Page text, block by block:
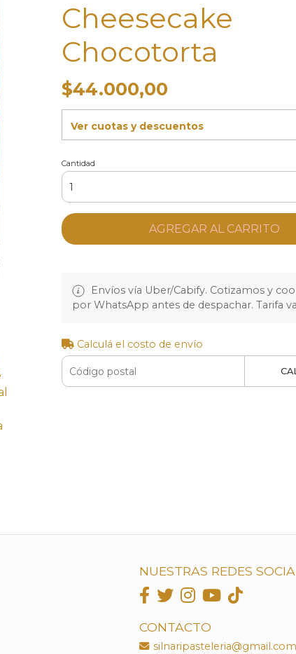
Cheesecake
Chocotorta
$44.000,00
Ver cuotas y descuentos
Cantidad
AGREGAR AL CARRITO
Envíos vía Uber/Cabify. Cotizamos y
por WhatsApp antes de despachar. Tarifa
Calculá el costo de envío
NUESTRAS REDES
CONTACTO
silnaripasteleria@gmail.com